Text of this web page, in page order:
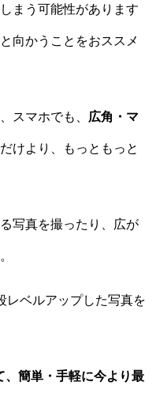
まう可能性があります
向かうことをおススメ
スマホでも、 広角・マ
けより、もっともっと
写真を撮ったり、広が
レベルアップした写真を
、簡単・手軽に今より最